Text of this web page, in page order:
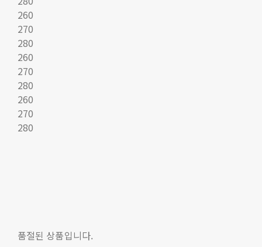
260
270
280
260
270
280
260
270
280
품절된 상품입니다.